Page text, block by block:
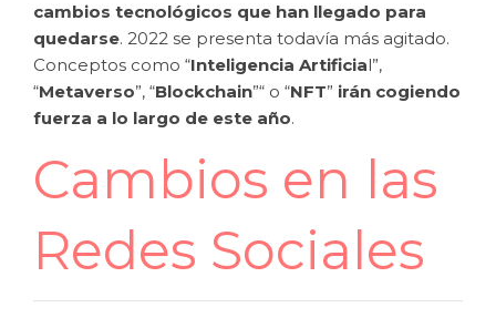
cambios tecnológicos que han llegado para
quedarse. 2022 se presenta todavía más agitado.
Conceptos como “Inteligencia Artificial”,
“Metaverso”, “Blockchain”“ o “NFT” irán cogiendo
fuerza a lo largo de este año.
Cambios en las
Redes Sociales